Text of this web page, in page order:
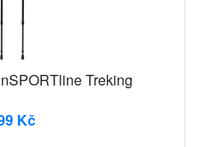
Treking
Kč